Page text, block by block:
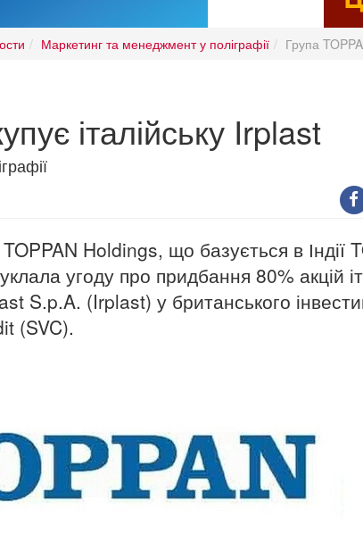
Маркетинг та менеджмент у поліграфії Група
італійську Irplast
Holdings, що базується в Індії
угоду про придбання 80% акцій
S.p.A. (Irplast) у британського
(SVC).